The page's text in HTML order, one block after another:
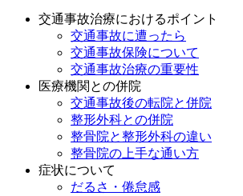
交通事故治療におけるポイント
交通事故に遭ったら
交通事故保険について
交通事故治療の重要性
医療機関との併院
交通事故後の転院と併院
整形外科との併院
整骨院と整形外科の違い
整骨院の上手な通い方
症状について
だるさ・倦怠感